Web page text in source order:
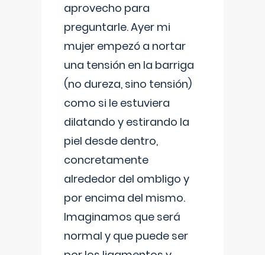
aprovecho para
preguntarle. Ayer mi
mujer empezó a nortar
una tensión en la barriga
(no dureza, sino tensión)
como si le estuviera
dilatando y estirando la
piel desde dentro,
concretamente
alrededor del ombligo y
por encima del mismo.
Imaginamos que será
normal y que puede ser